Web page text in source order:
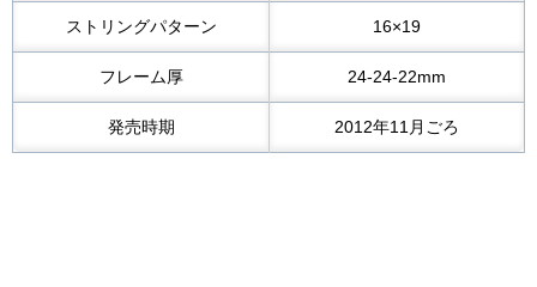
ストリングパターン 16×19
フレーム厚 24-24-22mm
発売時期 2012年11月ごろ